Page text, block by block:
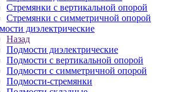
Стремянки с вертикальной опорой
Стремянки с симметричной опорой
диэлектрические
Назад
Подмости диэлектрические
Подмости с вертикальной опорой
Подмости с симметричной опорой
Подмости-стремянки